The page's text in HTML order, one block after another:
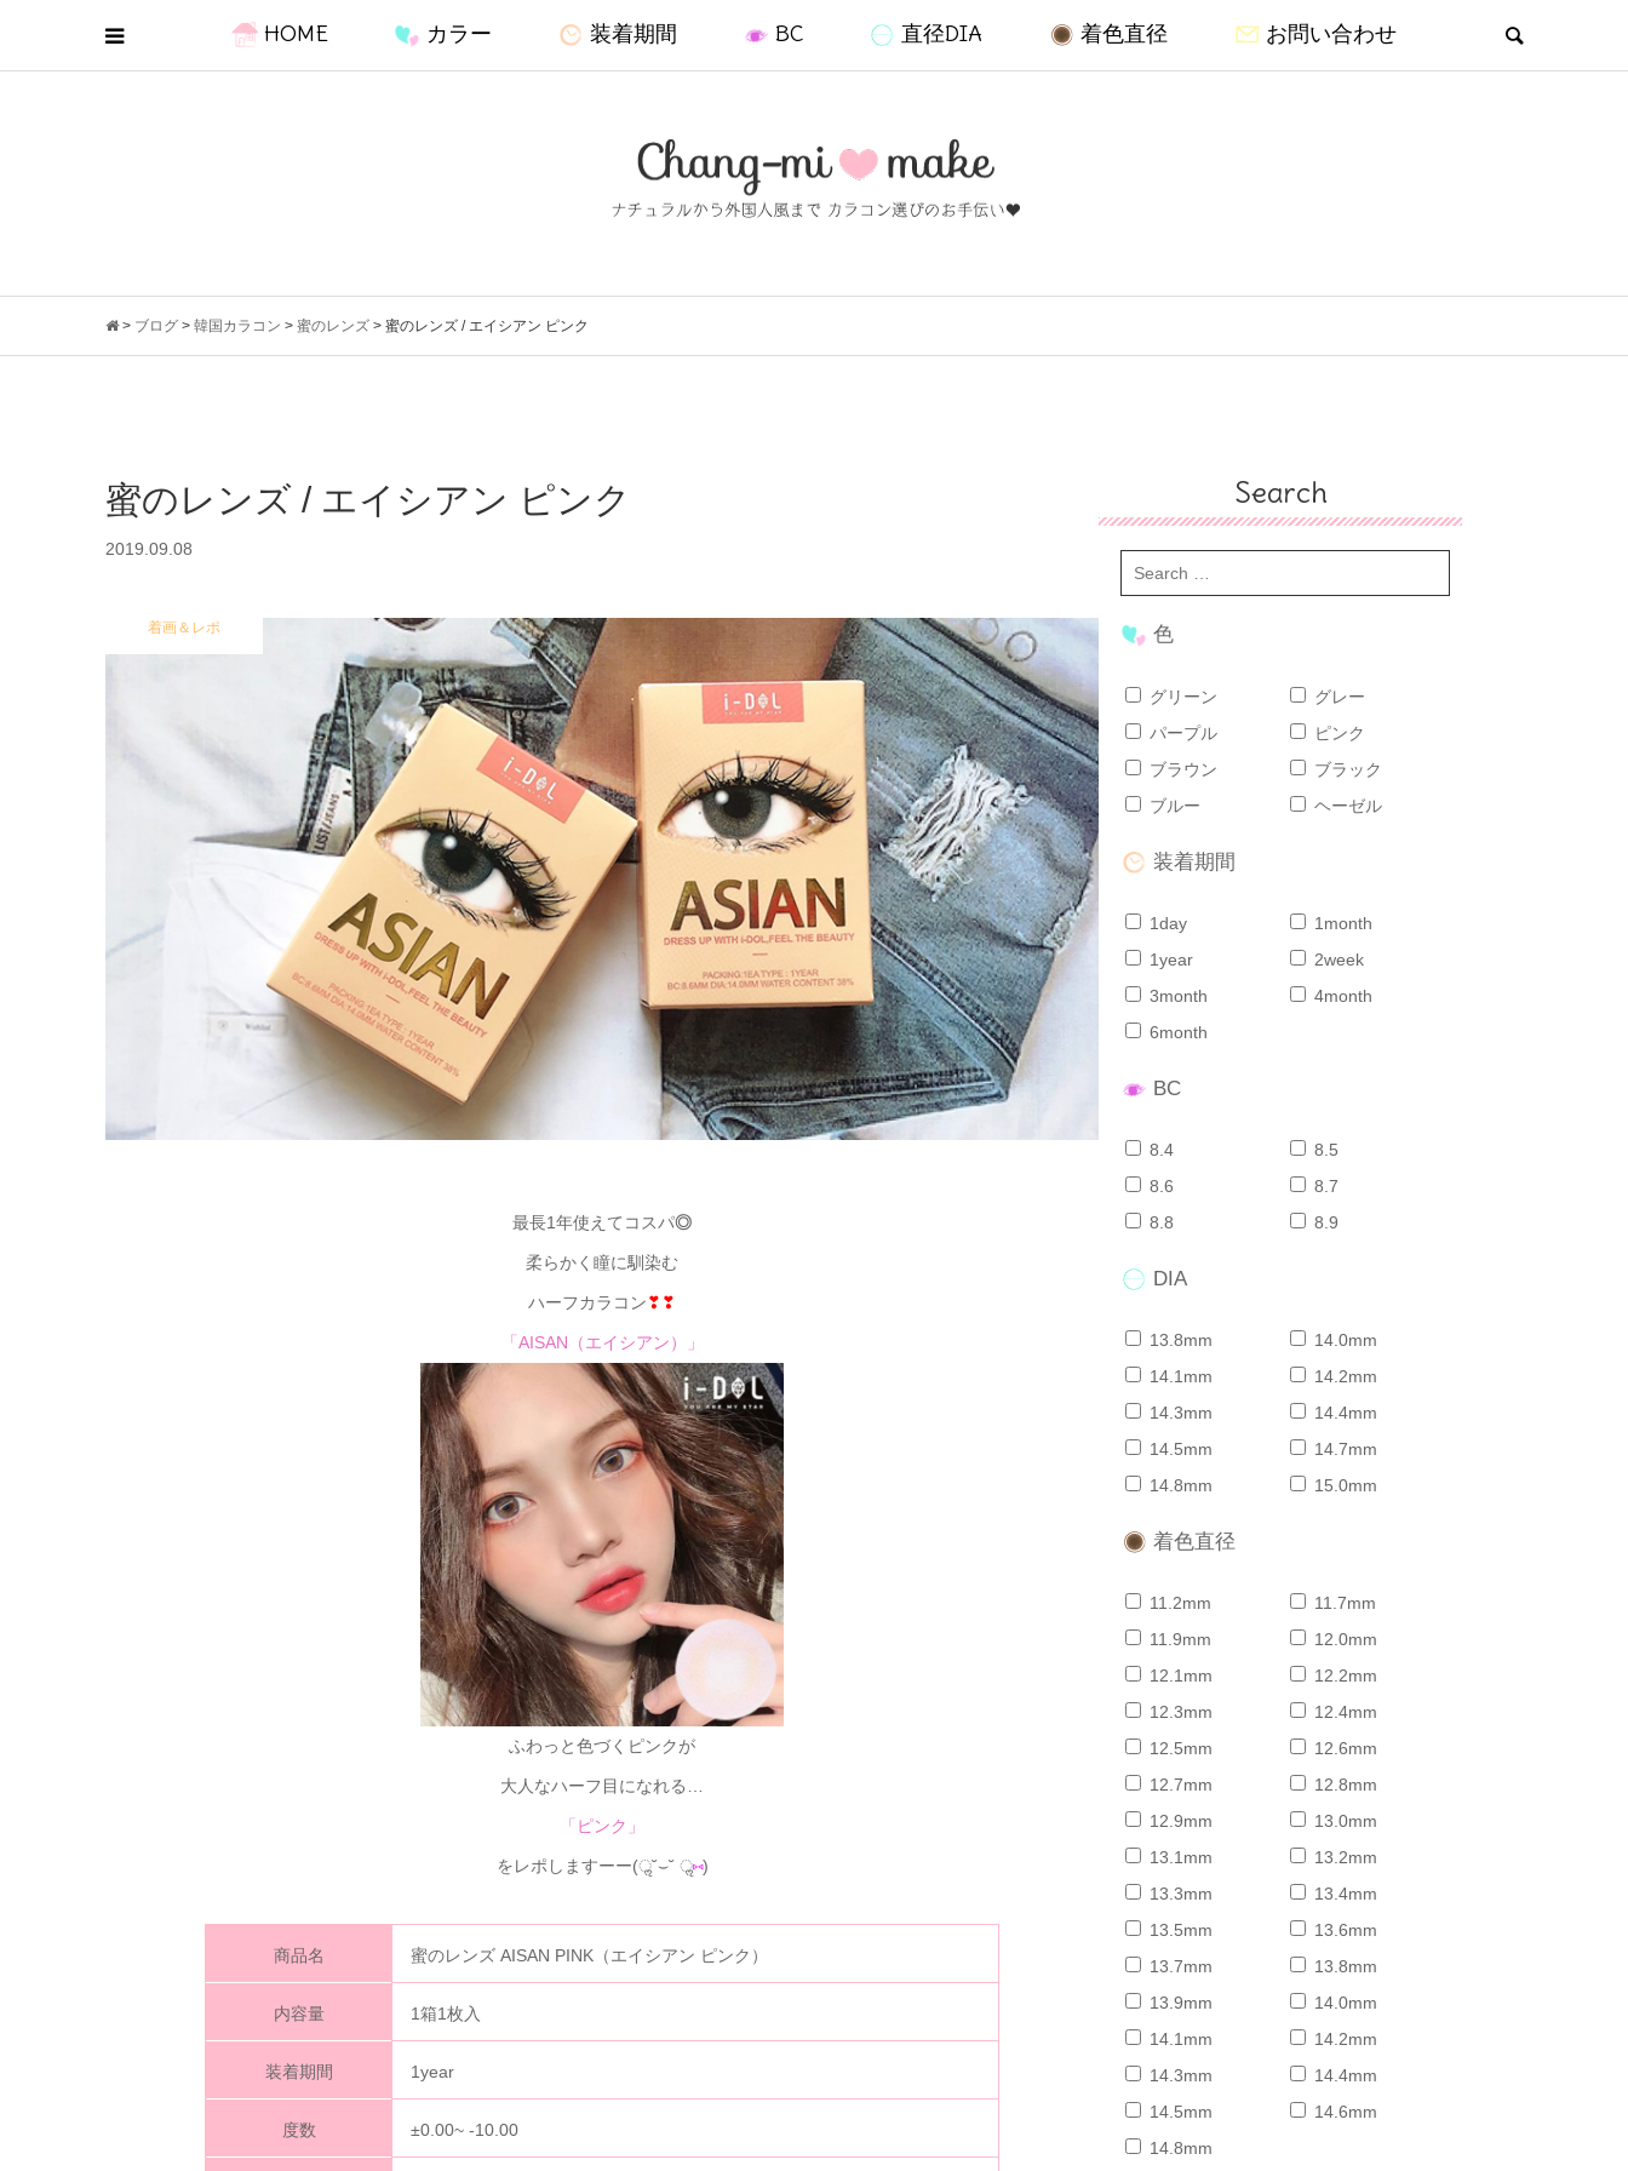
HOME カラー 装着期間 BC 直径DIA 着色直径 お問い合わせ
> ブログ > 韓国カラコン > 蜜のレンズ > 蜜のレンズ / エイシアン ピンク
蜜のレンズ / エイシアン ピンク
2019.09.08
着画＆レポ
最長1年使えてコスパ◎
柔らかく瞳に馴染む
ハーフカラコン❣❣
「AISAN（エイシアン）」
ふわっと色づくピンクが
大人なハーフ目になれる…
「ピンク」
をレポしますーー(ॢ˘⌣˘ ॢ⑅)
商品名 蜜のレンズ AISAN PINK（エイシアン ピンク）
内容量 1箱1枚入
装着期間 1year
度数 ±0.00~ -10.00
Search
色
グリーン
グレー
パープル
ピンク
ブラウン
ブラック
ブルー
ヘーゼル
装着期間
1day
1month
1year
2week
3month
4month
6month
BC
8.4
8.5
8.6
8.7
8.8
8.9
DIA
13.8mm
14.0mm
14.1mm
14.2mm
14.3mm
14.4mm
14.5mm
14.7mm
14.8mm
15.0mm
着色直径
11.2mm
11.7mm
11.9mm
12.0mm
12.1mm
12.2mm
12.3mm
12.4mm
12.5mm
12.6mm
12.7mm
12.8mm
12.9mm
13.0mm
13.1mm
13.2mm
13.3mm
13.4mm
13.5mm
13.6mm
13.7mm
13.8mm
13.9mm
14.0mm
14.1mm
14.2mm
14.3mm
14.4mm
14.5mm
14.6mm
14.8mm